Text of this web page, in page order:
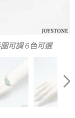
可調 6色可選
的規格
石